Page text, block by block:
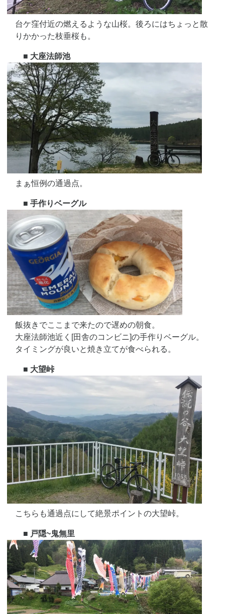
台ケ窪付近の燃えるような山桜。後ろにはちょっと散
りかかった枝垂桜も。
■ 大座法師池
まぁ恒例の通過点。
■ 手作りベーグル
飯抜きでここまで来たので遅めの朝食。
大座法師池近く[田舎のコンビニ]の手作りベーグル。
タイミングが良いと焼き立てが食べられる。
■ 大望峠
こちらも通過点にして絶景ポイントの大望峠。
■ 戸隠~鬼無里